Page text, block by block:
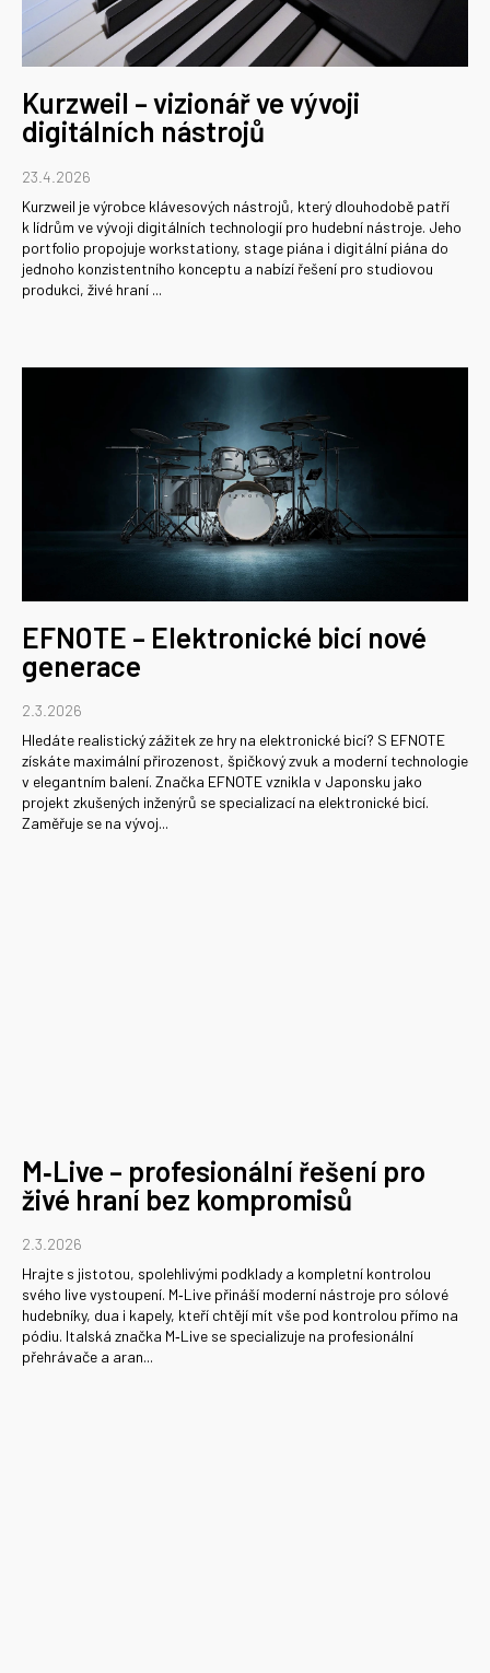
á
n
k
ů
Kurzweil – vizionář ve vývoji
digitálních nástrojů
23.4.2026
Kurzweil je výrobce klávesových nástrojů, který dlouhodobě patří
k lídrům ve vývoji digitálních technologií pro hudební nástroje. Jeho
portfolio propojuje workstationy, stage piána i digitální piána do
jednoho konzistentního konceptu a nabízí řešení pro studiovou
produkci, živé hraní ...
EFNOTE – Elektronické bicí nové
generace
2.3.2026
Hledáte realistický zážitek ze hry na elektronické bicí? S EFNOTE
získáte maximální přirozenost, špičkový zvuk a moderní technologie
v elegantním balení. Značka EFNOTE vznikla v Japonsku jako
projekt zkušených inženýrů se specializací na elektronické bicí.
Zaměřuje se na vývoj...
M‑Live – profesionální řešení pro
živé hraní bez kompromisů
2.3.2026
Hrajte s jistotou, spolehlivými podklady a kompletní kontrolou
svého live vystoupení. M‑Live přináší moderní nástroje pro sólové
hudebníky, dua i kapely, kteří chtějí mít vše pod kontrolou přímo na
pódiu. Italská značka M‑Live se specializuje na profesionální
přehrávače a aran...